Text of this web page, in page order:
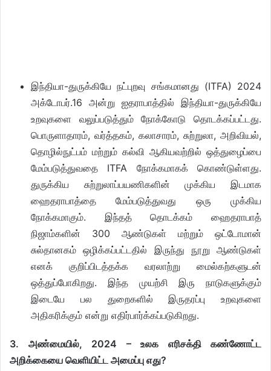
இந்தியா-துருக்கியே நட்புறவு சங்கமானது (ITFA) 2024
அக்டோபர்.16 அன்று ஐதராபாத்தில் இந்தியா-துருக்கியே
உறவுகளை வலுப்படுத்தும் நோக்கோடு தொடக்கப்பட்டது.
பொருளாதாரம், வர்த்தகம், கலாசாரம், சுற்றுலா, அறிவியல்,
தொழில்நுட்பம் மற்றும் கல்வி ஆகியவற்றில் ஒத்துழைப்பை
மேம்படுத்துவதை ITFA நோக்கமாகக் கொண்டுள்ளது.
துருக்கிய சுற்றுலாப்பயணிகளின் முக்கிய இடமாக
ஹைதராபாத்தை மேம்படுத்துவது ஒரு முக்கிய
நோக்கமாகும். இந்தத் தொடக்கம் ஹைதராபாத்
நிஜாம்களின் 300 ஆண்டுகள் மற்றும் ஒட்டோமான்
சுல்தானகம் ஒழிக்கப்பட்டதில் இருந்து நூறு ஆண்டுகள்
எனக் குறிப்பிடத்தக்க வரலாற்று மைல்கற்களுடன்
ஒத்துப்போகிறது. இந்த முயற்சி இரு நாடுகளுக்கும்
இடையே பல துறைகளில் இருதரப்பு உறவுகளை
அதிகரிக்கும் என்று எதிர்பார்க்கப்படுகிறது.
3. அண்மையில், 2024 – உலக எரிசக்தி கண்ணோட்ட
அறிக்கையை வெளியிட்ட அமைப்பு எது?